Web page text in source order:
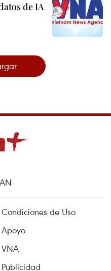
de IA
Condiciones de Uso
Apoyo
VNA
Publicidad